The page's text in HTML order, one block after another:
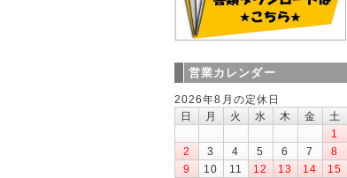
営業カレンダー
2026年8月の定休日
日
月 火 水 木 金
土
1
2
3 4 5 6 7
8
9
10 11 12 13 14
15